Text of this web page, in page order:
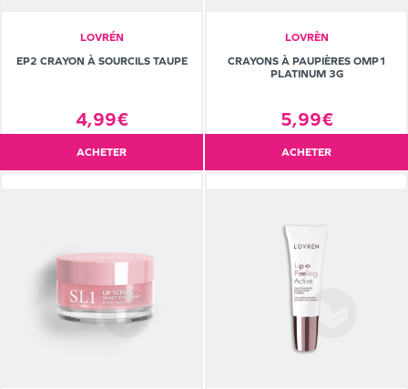
LOVRÉN
EP2 CRAYON À SOURCILS TAUPE
4,99€
ACHETER
LOVRÈN
CRAYONS À PAUPIÈRES OMP1
PLATINUM 3G
5,99€
ACHETER